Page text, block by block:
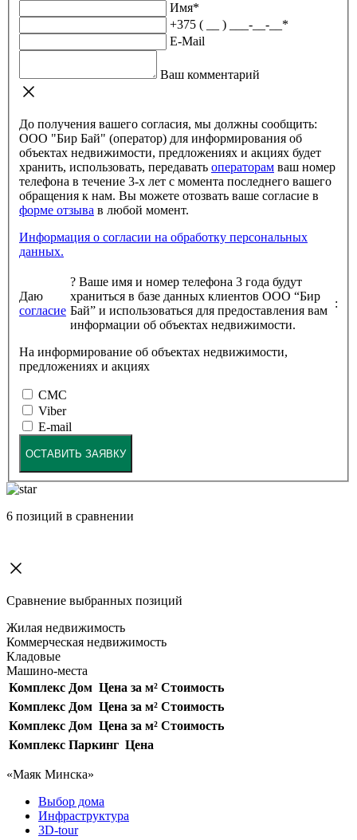
Имя*
+375 ( __ ) ___-__-__ *
E-Mail
Ваш комментарий
До получения вашего согласия, мы должны сообщить:
ООО "Бир Бай" (оператор) для информирования об
объектах недвижимости, предложениях и акциях будет
хранить, использовать, передавать операторам
телефона в течение 3-х лет с момента последнего вашего
обращения к нам. Вы можете отозвать ваше согласие в
форме отзыва
в любой момент.
Информация о согласии на обработку персональных
данных.
Даю
согласие
? Ваше имя и номер телефона 3 года будут
храниться в базе данных клиентов ООО “Бир
Бай” и использоваться для предоставления вам
информации об объектах недвижимости.
:
На информирование об объектах недвижимости,
предложениях и акциях
СМС
Viber
E-mail
ОСТАВИТЬ ЗАЯВКУ
6 позиций в сравнении
Сравнение выбранных позиций
Жилая недвижимость
Коммерческая недвижимость
Кладовые
Машино-места
Комплекс Дом Цена за м² Стоимость
Комплекс Дом Цена за м² Стоимость
Комплекс Дом Цена за м² Стоимость
Комплекс Паркинг Цена
«Маяк Минска»
Выбор дома
Инфраструктура
3D-tour